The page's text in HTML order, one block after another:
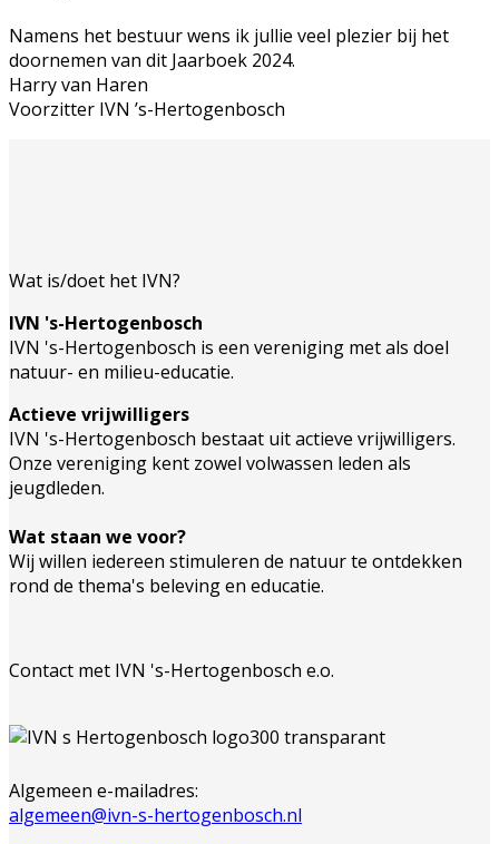
Namens het bestuur wens ik jullie veel plezier bij het
doornemen van dit Jaarboek 2024.
Harry van Haren
Voorzitter IVN ’s-Hertogenbosch
Wat is/doet het IVN?
IVN 's-Hertogenbosch
IVN 's-Hertogenbosch is een vereniging met als doel
natuur- en milieu-educatie.
Actieve vrijwilligers
IVN 's-Hertogenbosch bestaat uit actieve vrijwilligers.
Onze vereniging kent zowel volwassen leden als
jeugdleden.
Wat staan we voor?
Wij willen iedereen stimuleren de natuur te ontdekken
rond de thema's beleving en educatie.
Contact met IVN 's-Hertogenbosch e.o.
Algemeen e-mailadres:
algemeen@ivn-s-hertogenbosch.nl